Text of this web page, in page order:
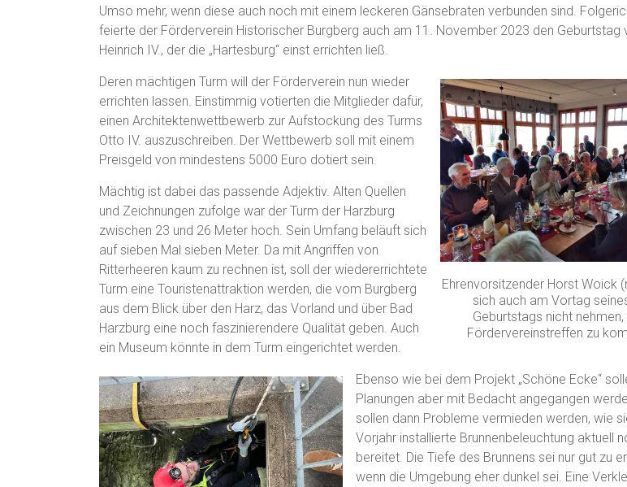
Umso mehr, wenn diese auch noch mit einem leckeren Gänsebraten verbunden sind.
feierte der Förderverein Historischer Burgberg auch am 11. November 2023 den Geburtstag
Heinrich IV., der die „Hartesburg“ einst errichten ließ.
Ehrenvorsitzender Horst Woick
sich auch am Vortag
Geburtstags nicht nehmen,
Fördervereinstreffen zu
Deren mächtigen Turm will der Förderverein nun wieder
errichten lassen. Einstimmig votierten die Mitglieder dafür,
einen Architektenwettbewerb zur Aufstockung des Turms
Otto IV. auszuschreiben. Der Wettbewerb soll mit einem
Preisgeld von mindestens 5000 Euro dotiert sein.
Mächtig ist dabei das passende Adjektiv. Alten Quellen
und Zeichnungen zufolge war der Turm der Harzburg
zwischen 23 und 26 Meter hoch. Sein Umfang beläuft sich
auf sieben Mal sieben Meter. Da mit Angriffen von
Ritterheeren kaum zu rechnen ist, soll der wiedererrichtete
Turm eine Touristenattraktion werden, die vom Burgberg
aus dem Blick über den Harz, das Vorland und über Bad
Harzburg eine noch faszinierendere Qualität geben. Auch
ein Museum könnte in dem Turm eingerichtet werden.
Ebenso wie bei dem Projekt „Schöne Ecke“
Planungen aber mit Bedacht angegangen
sollen dann Probleme vermieden werden, wie
Vorjahr installierte Brunnenbeleuchtung aktuell
bereitet. Die Tiefe des Brunnens sei nur gut zu
wenn die Umgebung eher dunkel sei. Eine